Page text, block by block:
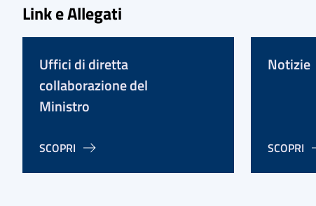
Link e Allegati
Uffici di diretta
collaborazione del
Ministro
SCOPRI
Notizie
SCOPRI